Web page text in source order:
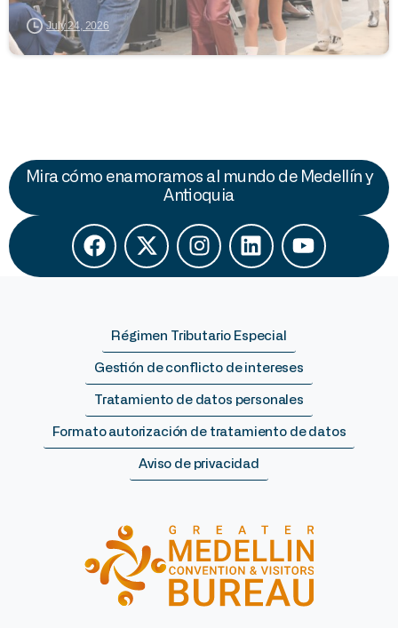
July 24, 2026
Mira cómo enamoramos al mundo de Medellín y
Antioquia
Régimen Tributario Especial
Gestión de conflicto de intereses
Tratamiento de datos personales
Formato autorización de tratamiento de datos
Aviso de privacidad